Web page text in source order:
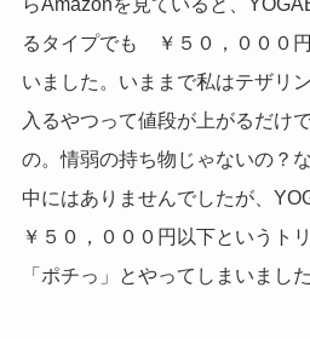
るタイプでも ￥５０，０００
いました。いままで私はテザリ
入るやつって値段が上がるだけ
の。情弱の持ち物じゃないの？
中にはありませんでしたが、
￥５０，０００円以下というト
「ポチっ」とやってしまいました